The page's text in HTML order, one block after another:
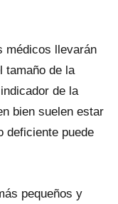
médicos llevarán
tamaño de la
de la
bien suelen estar
deficiente puede
pequeños y